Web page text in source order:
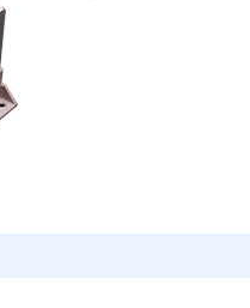
部会（第
衛星2号